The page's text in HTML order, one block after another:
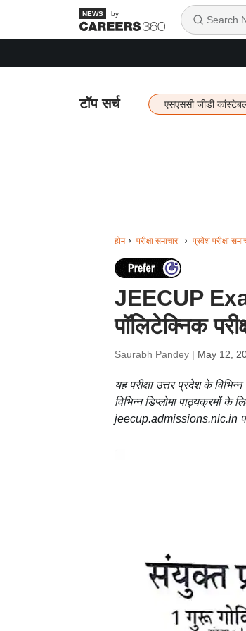
by
टॉप सर्च एसएससी जीडी
होम परीक्षा समाचार प्रवेश परीक्षा
JEECUP
पॉलिटेक्निक
Saurabh Pandey | May 12,
यह परीक्षा उत्तर प्रदेश के
विभिन्न डिप्लोमा पाठ्यक्रमों के
jeecup.admissions.nic.in